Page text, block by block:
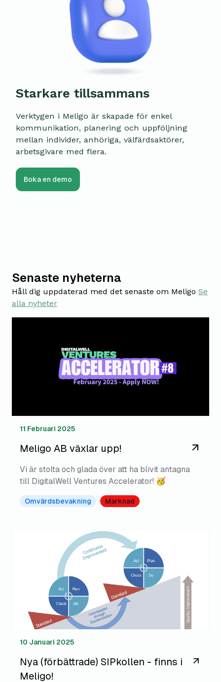
Starkare tillsammans
Verktygen i Meligo är skapade för enkel
kommunikation, planering och uppföljning
mellan individer, anhöriga, välfärdsaktörer,
arbetsgivare med flera.
Boka en demo
Senaste nyheterna
Håll dig uppdaterad med det senaste om Meligo Se
alla nyheter
11 Februari 2025
Meligo AB växlar upp!
Vi är stolta och glada över att ha blivit antagna
till DigitalWell Ventures Accelerator! 🥳
Omvärdsbevakning Marknad
10 Januari 2025
Nya (förbättrade) SIPkollen - finns i
Meligo!